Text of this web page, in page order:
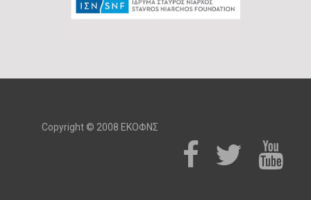
Copyright © 2008 ΕΚΟΦΝΣ